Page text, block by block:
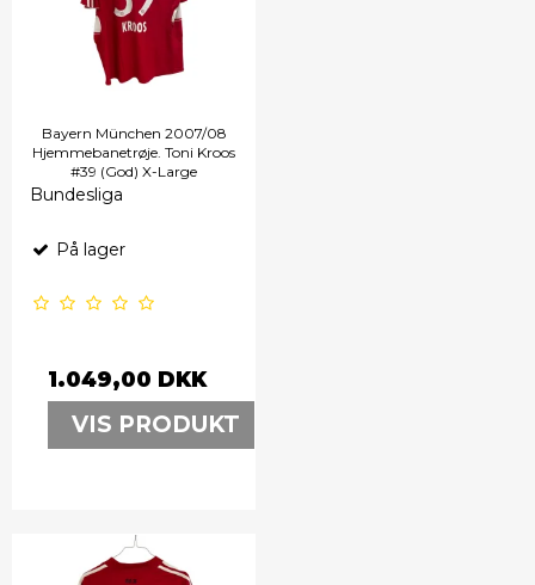
Bayern München 2007/08
Hjemmebanetrøje. Toni Kroos
#39 (God) X-Large
Bundesliga
På lager
1.049,00 DKK
VIS PRODUKT